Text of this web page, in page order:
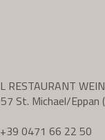
RESTAURANT
St. Michael/Eppan
+39 0471 66 22 50